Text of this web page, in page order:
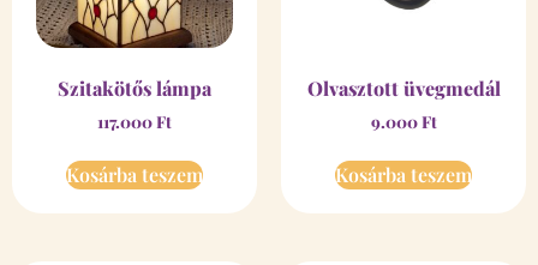
Szitakötős lámpa
117.000Ft
Kosárba teszem
Olvasztott üvegmedál
9.000Ft
Kosárba teszem